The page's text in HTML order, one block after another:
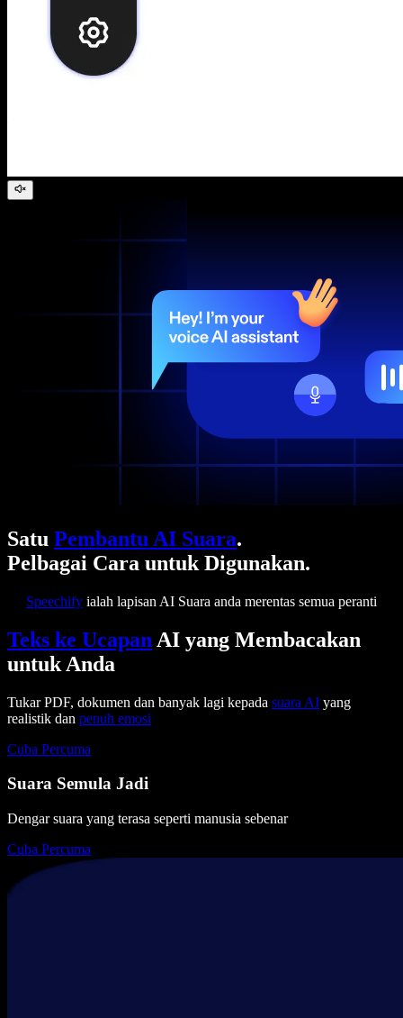
Satu Pembantu AI Suara.
Pelbagai Cara untuk Digunakan.
Speechify ialah lapisan AI Suara anda merentas semua peranti
Teks ke Ucapan AI yang Membacakan
untuk Anda
Tukar PDF, dokumen dan banyak lagi kepada suara AI yang
realistik dan penuh emosi
Cuba Percuma
Suara Semula Jadi
Dengar suara yang terasa seperti manusia sebenar
Cuba Percuma